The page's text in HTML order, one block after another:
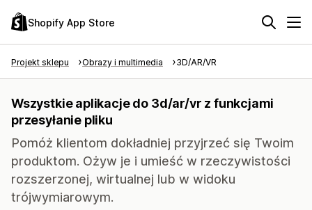
Shopify App Store
Projekt sklepu Obrazy i multimedia 3D/AR/VR
Wszystkie aplikacje do 3d/ar/vr z funkcjami
przesyłanie pliku
Pomóż klientom dokładniej przyjrzeć się Twoim
produktom. Ożyw je i umieść w rzeczywistości
rozszerzonej, wirtualnej lub w widoku
trójwymiarowym.